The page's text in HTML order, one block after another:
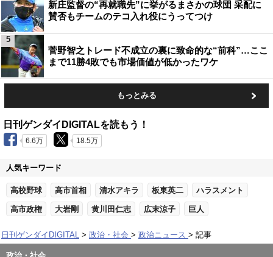
新庄監督の“再就職先”に挙がるまさかの球団 采配に
賛否もチームのテコ入れ役にうってつけ
菅野智之トレード不成立の裏に致命的な“前科”…ここ
まで11勝4敗でも市場価値が低かったワケ
5
もっとみる
日刊ゲンダイDIGITALを読もう！
6.6万 18.5万
人気キーワード
高校野球 高市首相 清水アキラ 板東英二 ハラスメント
高市政権 大岩剛 黄川田仁志 広末涼子 巨人
日刊ゲンダイDIGITAL 政治・社会 政治ニュース 記事